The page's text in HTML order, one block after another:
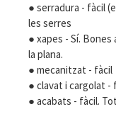
● serradura - fàcil
les serres
● xapes - Sí.
la plana.
● mecanitzat - fàcil
● clavat i cargolat -
● acabats - fàcil.